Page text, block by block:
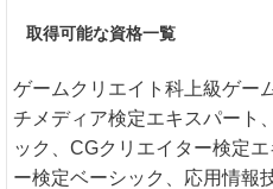
取得可能な資格一覧
ゲームクリエイト科上級ゲー
チメディア検定エキスパート
ック、CGクリエイター検定
ー検定ベーシック、応用情報